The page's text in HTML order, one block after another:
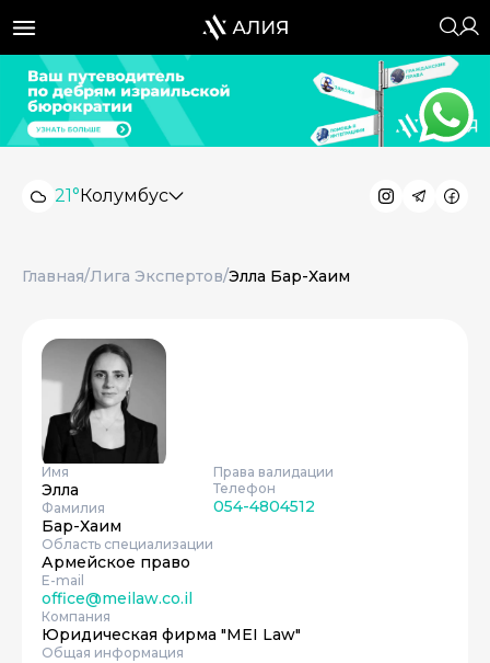
21° Колумбус
Главная/Лига Экспертов/Элла Бар-Хаим
Имя
Элла
Фамилия
Бар-Хаим
Область специализации
Армейское право
E-mail
office@meilaw.co.il
Права валидации
Телефон
054-4804512
Компания
Юридическая фирма "MEI Law"
Общая информация